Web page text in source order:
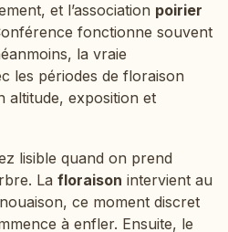
et l’association poirier
fonctionne souvent
la vraie
les périodes de floraison
altitude, exposition et
lisible quand on prend
La floraison intervient au
ce moment discret
à enfler. Ensuite, le